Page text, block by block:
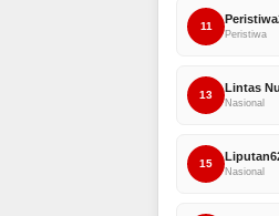
11
Peristiwa
13
Lintas
Nasional
15
Nasional